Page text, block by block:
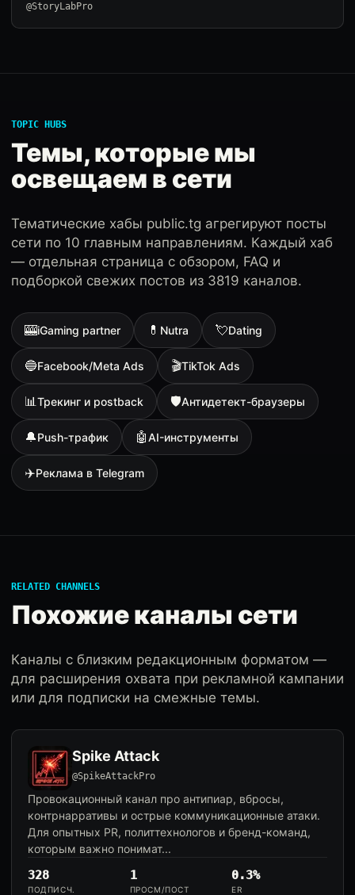
@StoryLabPro
TOPIC HUBS
Темы, которые мы
освещаем в сети
Тематические хабы public.tg агрегируют посты
сети по 10 главным направлениям. Каждый хаб
— отдельная страница с обзором, FAQ и
подборкой свежих постов из 3819 каналов.
🎰iGaming partner 💊 Nutra 💘Dating
🔵Facebook/Meta Ads 🎬TikTok Ads
📊Трекинг и postback 🛡Антидетект-браузеры
🔔Push-трафик 🤖AI-инструменты
✈️Реклама в Telegram
RELATED CHANNELS
Похожие каналы сети
Каналы с близким редакционным форматом —
для расширения охвата при рекламной кампании
или для подписки на смежные темы.
Spike Attack
@SpikeAttackPro
Провокационный канал про антипиар, вбросы,
контрнарративы и острые коммуникационные атаки.
Для опытных PR, политтехнологов и бренд-команд,
которым важно понимат...
328
ПОДПИСЧ.
1
ПРОСМ/ПОСТ
0.3%
ER